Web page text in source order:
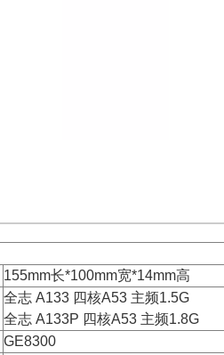
155mm长*100mm宽*14mm高
全志 A133 四核A53 主频1.5G
全志 A133P 四核A53 主频1.8G
GE8300